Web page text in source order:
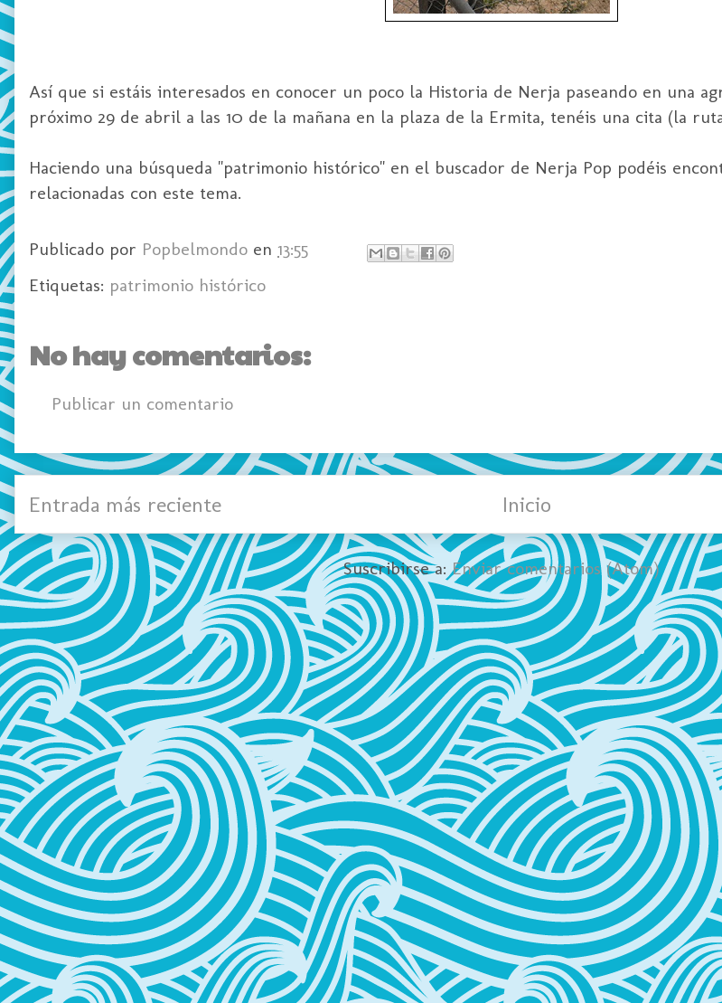
Así que si estáis interesados en conocer un poco la Historia de Nerja paseando en una
próximo 29 de abril a las 10 de la mañana en la plaza de la Ermita, tenéis una cita (la
Haciendo una búsqueda "patrimonio histórico" en el buscador de Nerja Pop podéis
relacionadas con este tema.
Publicado por Popbelmondo en 13:55
Etiquetas: patrimonio histórico
No hay comentarios:
Publicar un comentario
Entrada más reciente Inicio
Suscribirse a:Enviar comentarios (Atom)